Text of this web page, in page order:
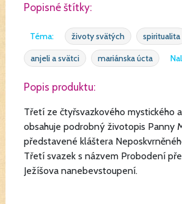
Popisné štítky:
Téma: životy svätých spiritualita
anjeli a svätci
mariánska úcta
Popis produktu:
Třetí ze čtyřsvazkového mystického
obsahuje podrobný životopis Panny
představené kláštera
Třetí svazek s názvem Probodení
Ježíšova nanebevstoupení.